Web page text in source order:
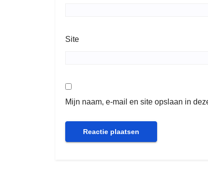
Site
Mijn naam, e-mail en site opslaan in